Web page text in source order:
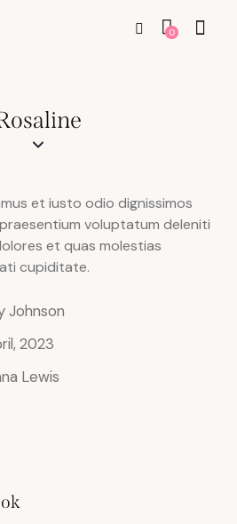
0
et iusto odio dignissimos
voluptatum deleniti
et quas molestias
cupiditate.
Johnson
2023
Lewis